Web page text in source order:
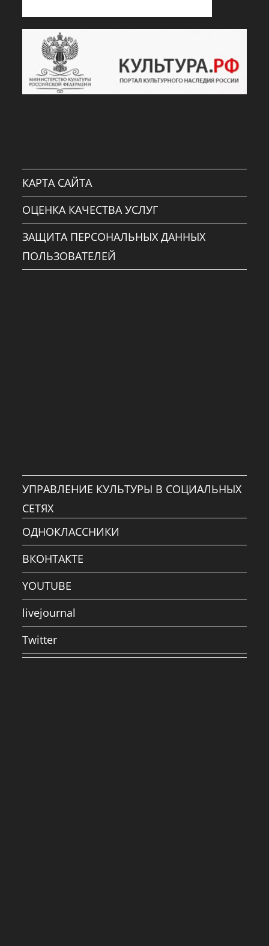
КАРТА САЙТА
ОЦЕНКА КАЧЕСТВА УСЛУГ
ЗАЩИТА ПЕРСОНАЛЬНЫХ ДАННЫХ
ПОЛЬЗОВАТЕЛЕЙ
УПРАВЛЕНИЕ КУЛЬТУРЫ В СОЦИАЛЬНЫХ
СЕТЯХ
ОДНОКЛАССНИКИ
ВКОНТАКТЕ
YOUTUBE
livejournal
Twitter